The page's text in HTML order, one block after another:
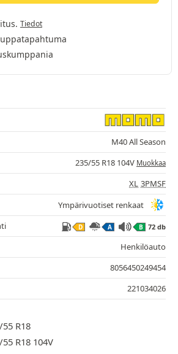
Tiedot
M40 All Season
235/55 R18 104V Muokkaa
XL 3PMSF
Ympärivuotiset renkaat
D A B 72 db
Henkilöauto
8056450249454
221034026
R18
R18 104V